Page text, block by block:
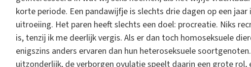
korte periode. Een pandawijfje is slechts drie dagen op een
uitroeiing. Het paren heeft slechts een doel: procreatie. Niks
is, tenzij ik me deerlijk vergis. Als er dan toch homoseksuele
enigszins anders ervaren dan hun heteroseksuele
uitzonderlijk, de verborgen ovulatie speelt daarin een grote